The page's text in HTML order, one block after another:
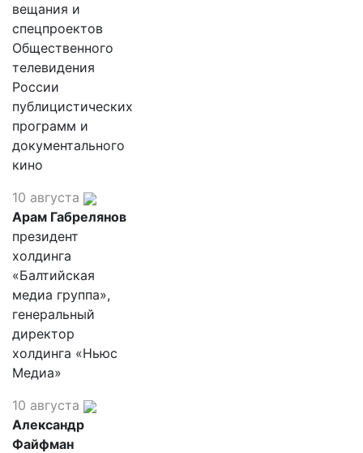
вещания и
спецпроектов
Общественного
телевидения
России
публицистических
программ и
документального
кино
10 августа
Арам Габрелянов
президент
холдинга
«Балтийская
медиа группа»,
генеральный
директор
холдинга «Ньюс
Медиа»
10 августа
Александр
Файфман